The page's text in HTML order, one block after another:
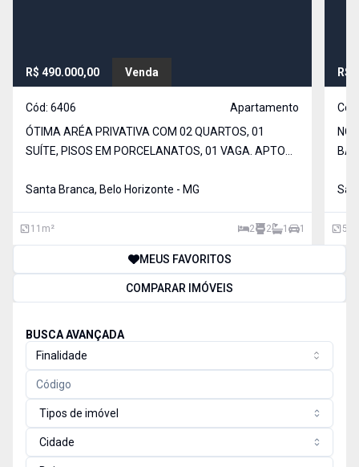
R$ 490.000,00 Venda
Cód: 6406
Apartamento
ÓTIMA ARÉA PRIVATIVA COM 02 QUARTOS, 01
SUÍTE, PISOS EM PORCELANATOS, 01 VAGA. APTO
Santa Branca, Belo Horizonte - MG
11 m² 2 2 1 1
R$
439
54
MEUS FAVORITOS
COMPARAR IMÓVEIS
BUSCA AVANÇADA
Finalidade
Tipos de imóvel
Cidade